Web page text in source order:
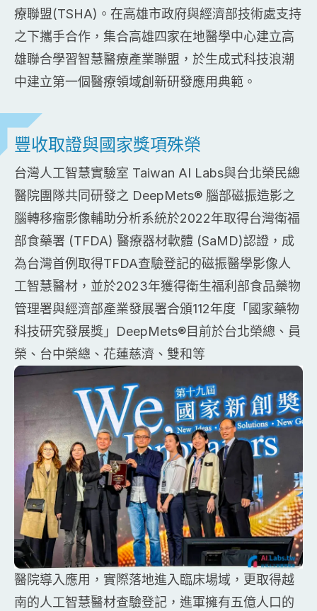
療聯盟(TSHA)。在高雄市政府與經濟部技術處支持
之下攜手合作，集合高雄四家在地醫學中心建立高
雄聯合學習智慧醫療產業聯盟，於生成式科技浪潮
中建立第一個醫療領域創新研發應用典範。
豐收取證與國家獎項殊榮
台灣人工智慧實驗室 Taiwan AI Labs與台北榮民總
醫院團隊共同研發之 DeepMets® 腦部磁振造影之
腦轉移瘤影像輔助分析系統於2022年取得台灣衛福
部食藥署 (TFDA) 醫療器材軟體 (SaMD)認證，成
為台灣首例取得TFDA查驗登記的磁振醫學影像人
工智慧醫材，並於2023年獲得衛生福利部食品藥物
管理署與經濟部產業發展署合頒112年度「國家藥物
科技研究發展獎」DeepMets®目前於台北榮總、員
榮、台中榮總、花蓮慈濟、雙和等
醫院導入應用，實際落地進入臨床場域，更取得越
南的人工智慧醫材查驗登記，進軍擁有五億人口的